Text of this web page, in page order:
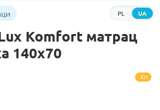
PL UA
Komfort матрац
140x70
Хіт